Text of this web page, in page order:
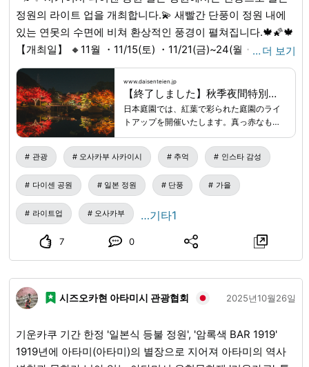
円100円年間入園券（大人）200円不要
200円年間入園券（小人）無料不要0円65
歳以上(堺市在住)の方障害者の方(要証明書)
と未就学児無料不要0円
정원의 라이트 업을 개최합니다.💫 새빨간 단풍이 정원 내에
있는 연못의 수면에 비쳐 환상적인 풍경이 펼쳐집니다.🍁🌠🍁
【개최일】 🔸11월 ・11/15(토) ・11/21(금)~24(월・공휴일)
・11/28(금)~30(일) 🔸12월 ・12/5(금)~7(일) 【개최 시간】
오후 5시~오후 9시(최종 입장 오후 8시 30분) 💁자세한 내용
은 아래 URL에서 확인해 주세요.
🔗ttps://www.daisenteien.jp/event/r34omk9-7pf 🔍「다이
센 공원 일본 정원 단풍」으로 검색!www.daisenteien.jp...
… 더 보기
www.daisenteien.jp
【終了しました】秋季夜間特別開園② 紅葉の灯り | 大仙公園日本庭園
日本庭園では、紅葉で彩られた庭園のライ
トアップを開催いたします。真っ赤なもみ
じが庭園内にある池の水面に映り幻想的な
風景が広がります。時 間：17:00～
21:00(最終入園20:30)参加料：200円(別途
入園料が必要)場 所：大仙公園日本庭園雨
天決行/荒天中止【夜間特別開園参加料につ
いて】※堺市在住の65歳以上、高校生未
満、障害者の方は無料です。※年間入園券
をお持ちの方は、夜間特別開園参加料のみ
必要です。※夜間特別開園中、大仙公園第
合計大人200円200円400円小人（小・中
学生）無料100円100円年間入園券（大
人）200円不要200円年間入園券（小人）
の方(要証明書)と未就学児無料不要0円
관광 오사카부 사카이시 추억 인스타 감성
다이센 공원 일본 정원 단풍 가을
라이트업 오사카부 …기타1
7 0
시즈오카현 아타미시 관광협회 2025년10월26일
기운카쿠 기간 한정 '일본식 등불 정원', '암록색 BAR 1919'
1919년에 아타미(아타미)의 별장으로 지어져 아타미의 역사